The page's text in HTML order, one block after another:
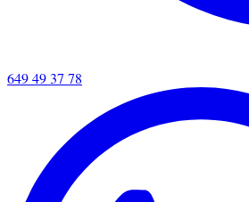
649 49 37 78